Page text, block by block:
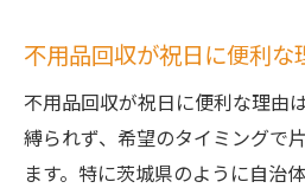
方
祝日不用品回収利用
不用品回収を祝日に
不用品回収が祝日に便利な
不用品回収が祝日に便利な理由
縛られず、希望のタイミングで
ます。特に茨城県のように自治